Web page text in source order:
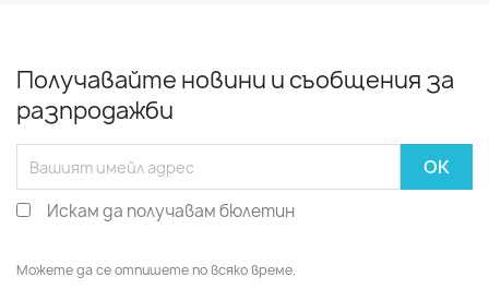
Получавайте новини и съобщения за
разпродажби
Искам да получавам бюлетин
Можете да се отпишете по всяко време.